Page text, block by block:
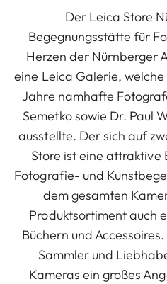
Der Leica Store
Begegnungsstätte für
Herzen der Nürnberger
eine Leica Galerie,
Jahre namhafte
Semetko sowie Dr. Paul
ausstellte. Der sich auf
Store ist eine attraktive
Fotografie- und
dem gesamten
Produktsortiment auch
Büchern und
Sammler und
Kameras ein großes